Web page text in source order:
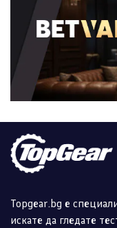
Topgear.bg е
искате да гледате